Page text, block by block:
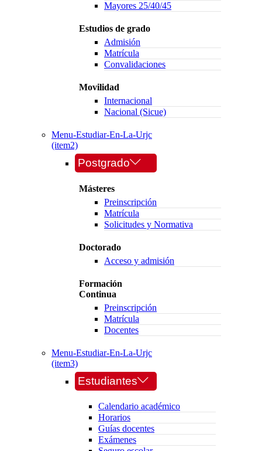
Mayores 25/40/45
Estudios de grado
Admisión
Matrícula
Convalidaciones
Movilidad
Internacional
Nacional (Sicue)
Menu-Estudiar-En-La-Urjc
(item2)
Postgrado
Másteres
Preinscripción
Matrícula
Solicitudes y Normativa
Doctorado
Acceso y admisión
Formación
Continua
Preinscripción
Matrícula
Docentes
Menu-Estudiar-En-La-Urjc
(item3)
Estudiantes
Calendario académico
Horarios
Guías docentes
Exámenes